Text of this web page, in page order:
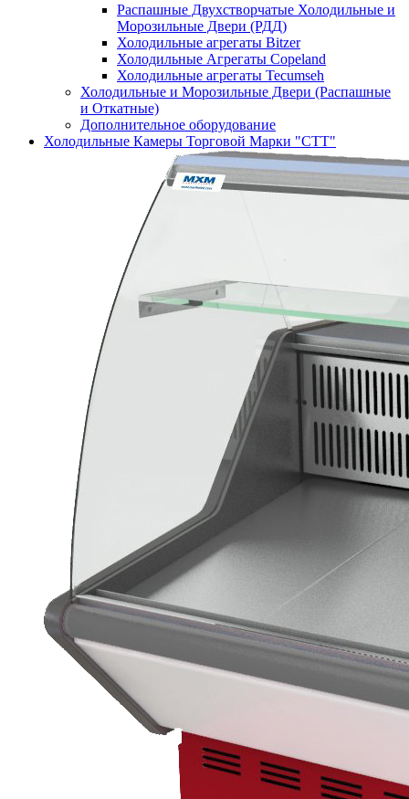
Распашные Двухстворчатые Холодильные и
Морозильные Двери (РДД)
Холодильные агрегаты Bitzer
Холодильные Агрегаты Copeland
Холодильные агрегаты Tecumseh
Холодильные и Морозильные Двери (Распашные
и Откатные)
Дополнительное оборудование
Холодильные Камеры Торговой Марки "СТТ"